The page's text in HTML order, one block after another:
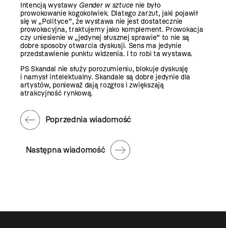
Intencją wystawy Gender w sztuce nie było
prowokowanie kogokolwiek. Dlatego zarzut, jaki pojawił
się w „Polityce”, że wystawa nie jest dostatecznie
prowokacyjna, traktujemy jako komplement. Prowokacja
czy uniesienie w „jedynej słusznej sprawie” to nie są
dobre sposoby otwarcia dyskusji. Sens ma jedynie
przedstawienie punktu widzenia. I to robi ta wystawa.
PS Skandal nie służy porozumieniu, blokuje dyskusję
i namysł intelektualny. Skandale są dobre jedynie dla
artystów, ponieważ dają rozgłos i zwiększają
atrakcyjność rynkową.
Następna wiadomość
Poprzednia wiadomość